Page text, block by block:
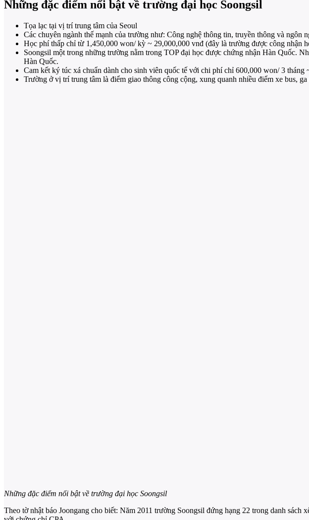
Những đặc điểm nổi bật về trường đại học Soongsil
Tọa lạc tại vị trí trung tâm của Seoul
Các chuyên ngành thế mạnh của trường như: Công nghệ thông tin, truyền thông và ngôn
Học phí thấp chỉ từ 1,450,000 won/ kỳ ~ 29,000,000 vnđ (đây là trường được công nhận
Soongsil một trong những trường nằm trong TOP đại học được chứng nhận Hàn Quốc.
Hàn Quốc.
Cam kết ký túc xá chuẩn dành cho sinh viên quốc tế với chi phí chỉ 600,000 won/ 3 tháng
Trường ở vị trí trung tâm là điểm giao thông công cộng, xung quanh nhiều điểm xe bus,
Những đặc điểm nổi bật về trường đại học Soongsil
Theo tờ nhật báo Joongang cho biết: Năm 2011 trường Soongsil đứng hạng 22 trong danh